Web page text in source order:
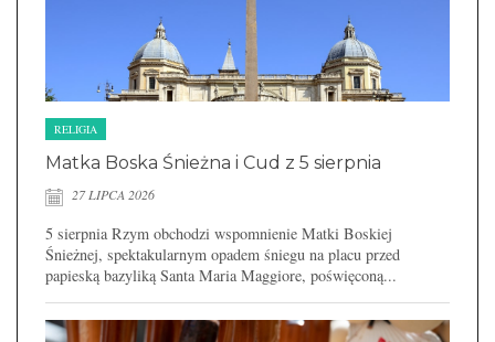
RELIGIA
Matka Boska Śnieżna i Cud z 5 sierpnia
27 LIPCA 2026
5 sierpnia Rzym obchodzi wspomnienie Matki Boskiej
Śnieżnej, spektakularnym opadem śniegu na placu przed
papieską bazyliką Santa Maria Maggiore, poświęconą...